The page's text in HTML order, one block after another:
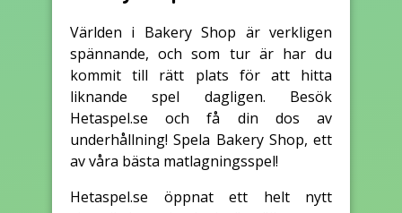
Världen i Bakery Shop är verkligen
spännande, och som tur är har du
kommit till rätt plats för att hitta
liknande spel dagligen. Besök
Hetaspel.se och få din dos av
underhållning! Spela Bakery Shop, ett
av våra bästa matlagningsspel!
Hetaspel.se öppnat ett helt nytt